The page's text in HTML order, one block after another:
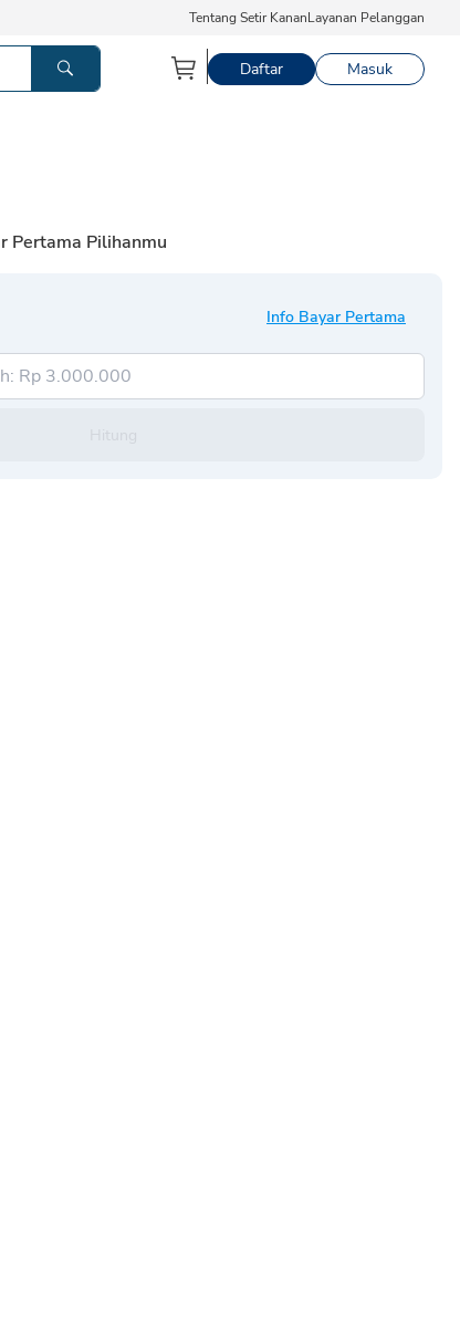
Tentang Setir KananLayanan Pelanggan
Daftar Masuk
Pertama Pilihanmu
Info Bayar Pertama